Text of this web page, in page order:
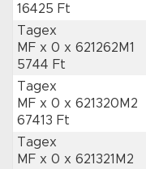
16425 Ft
Tagex
MF x 0 x 621262M1
5744 Ft
Tagex
MF x 0 x 621320M2
67413 Ft
Tagex
MF x 0 x 621321M2